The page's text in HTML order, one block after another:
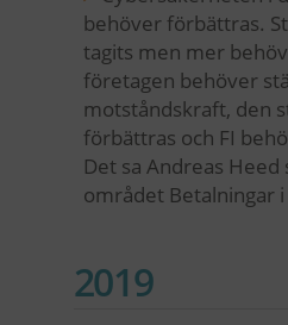
behöver förbättras.
tagits men mer
företagen behöver
motståndskraft, den
förbättras och FI
Det sa Andreas
området Betalningar
2019